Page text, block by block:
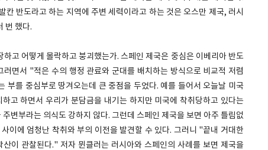
칸 반도라고 하는 지역에 주변 세력이라고 하는 것은 오스만 제국, 러시
번 했다.
고 어떻게 몰락하고 붕괴했는가. 스페인 제국은 중심은 이베리아 반도
면서 "적은 수의 행정 관료와 군대를 배치하는 방식으로 비교적 저렴
부를 중심부로 땅겨오는데 큰 중점을 두었다. 예를 들어서 오늘날 미국
고 하면서 우리가 분담금을 내기는 하지만 미국에 착취당하고 있다는
변부라는 의식도 강하지 않다. 그런데 스페인 제국을 보면 아주 틀림없
이에 엄청난 착취와 부의 이전을 발견할 수 있다. 그러니 "끝내 거대한
이 관찰된다." 저자 뮌클러는 러시아와 스페인의 사례를 보면 제국을